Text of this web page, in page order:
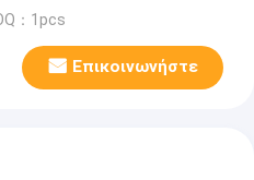
：1pcs
Επικοινωνήστε